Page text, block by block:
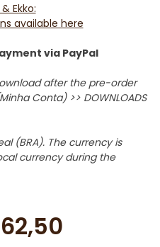
Ekko:
available here
via PayPal
after the pre-order
Conta) >> DOWNLOADS
(BRA). The currency is
currency during the
62,50